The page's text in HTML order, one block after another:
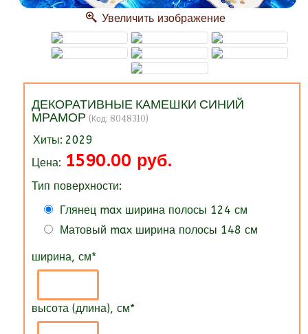
Увеличить изображение
ДЕКОРАТИВНЫЕ КАМЕШКИ СИНИЙ
МРАМОР (Код: 8048310)
Хиты: 2029
Цена: 1590.00 руб.
Тип поверхности:
Глянец max ширина полосы 124 см
Матовый max ширина полосы 148 см
ширина, см*
высота (длина), см*